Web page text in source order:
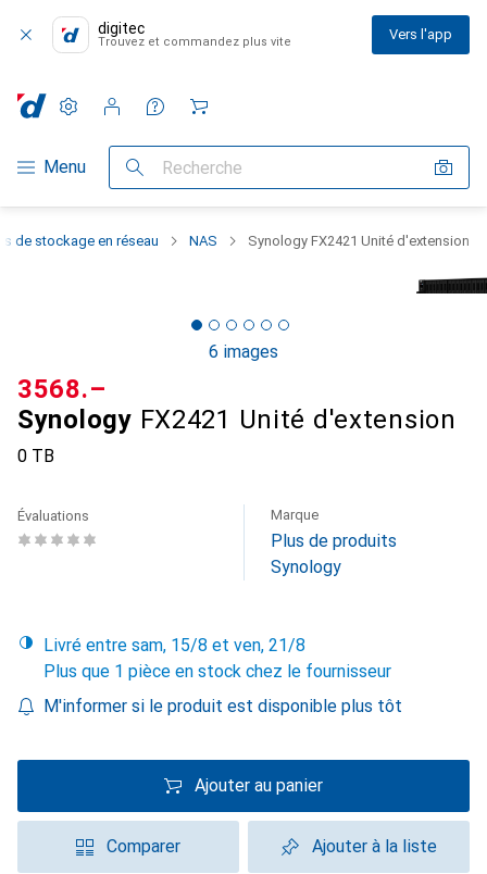
digitec
Trouvez et commandez plus vite Vers l'app
Navigation par catégorie
Menu Recherche
Paramètres
Compte client
Listes de comparaison
Listes d'envies
Panier
de stockage en réseau NAS Synology FX2421 Unité d'extension
6 images
Synology FX2421 Unité d'extension
0 TB
CHF
3568.–
Évaluations Marque
Plus de produits
Synology
Livré entre sam, 15/8 et ven, 21/8
Plus que 1 pièce en stock chez le fournisseur
M'informer si le produit est disponible plus tôt
Ajouter au panier
Comparer Ajouter à la liste